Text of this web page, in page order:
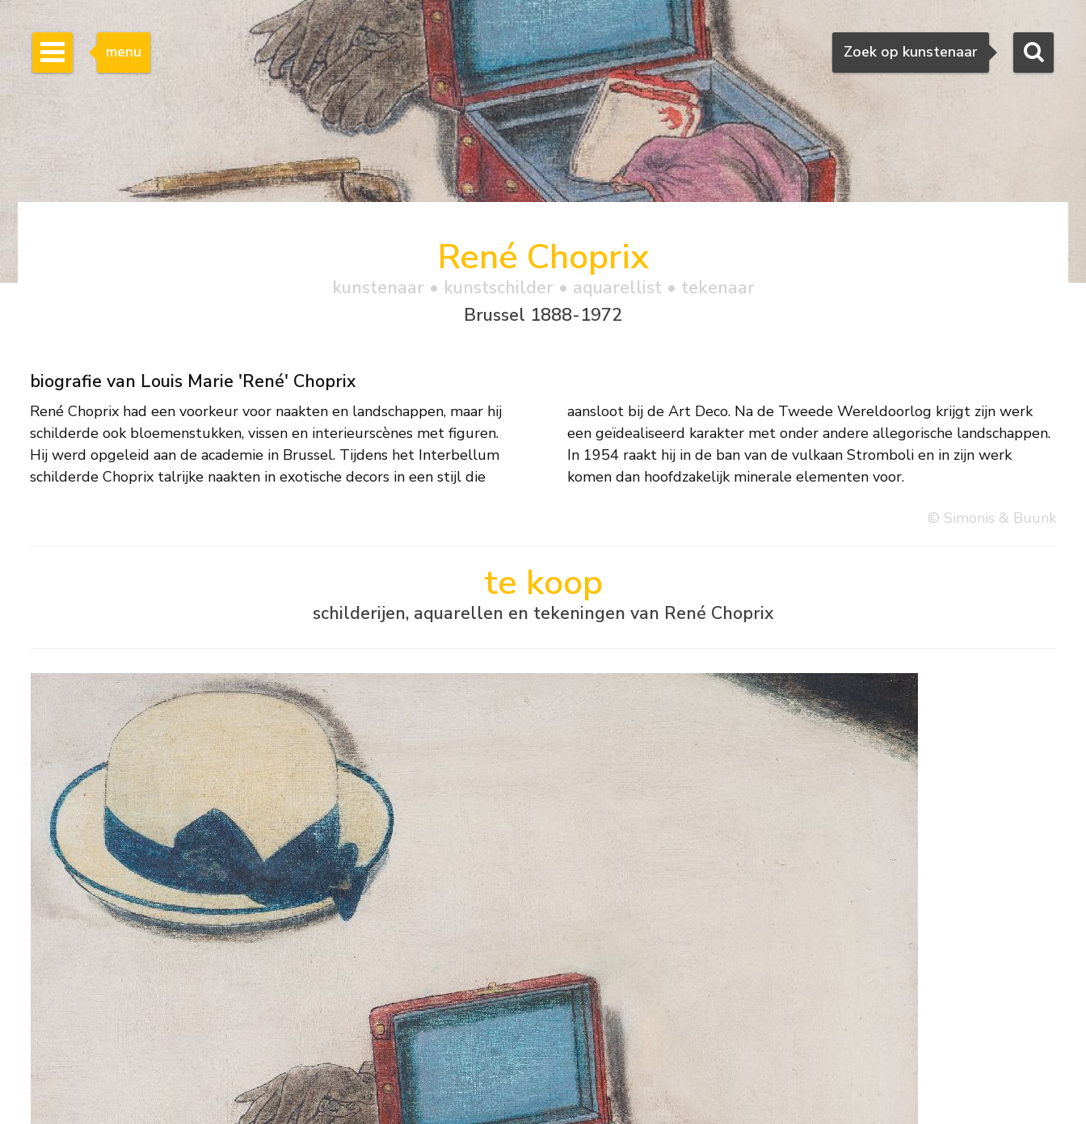
Zoeken
Zoek op kunstenaar
menu
René Choprix
kunstenaar • kunstschilder • aquarellist • tekenaar
Brussel 1888-1972
biografie van Louis Marie 'René' Choprix
René Choprix had een voorkeur voor naakten en landschappen, maar hij
schilderde ook bloemenstukken, vissen en interieurscènes met figuren.
Hij werd opgeleid aan de academie in Brussel. Tijdens het Interbellum
schilderde Choprix talrijke naakten in exotische decors in een stijl die
aansloot bij de Art Deco. Na de Tweede Wereldoorlog krijgt zijn werk
een geïdealiseerd karakter met onder andere allegorische landschappen.
In 1954 raakt hij in de ban van de vulkaan Stromboli en in zijn werk
komen dan hoofdzakelijk minerale elementen voor.
© Simonis & Buunk
te koop
schilderijen, aquarellen en tekeningen van René Choprix